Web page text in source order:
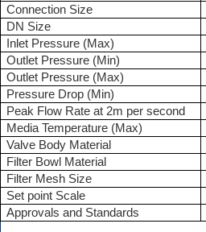
Connection Size
DN Size
Inlet Pressure (Max)
Outlet Pressure (Min)
Outlet Pressure (Max)
Pressure Drop (Min)
Peak Flow Rate at 2m per second
Media Temperature (Max)
Valve Body Material
Filter Bowl Material
Filter Mesh Size
Set point Scale
Approvals and Standards